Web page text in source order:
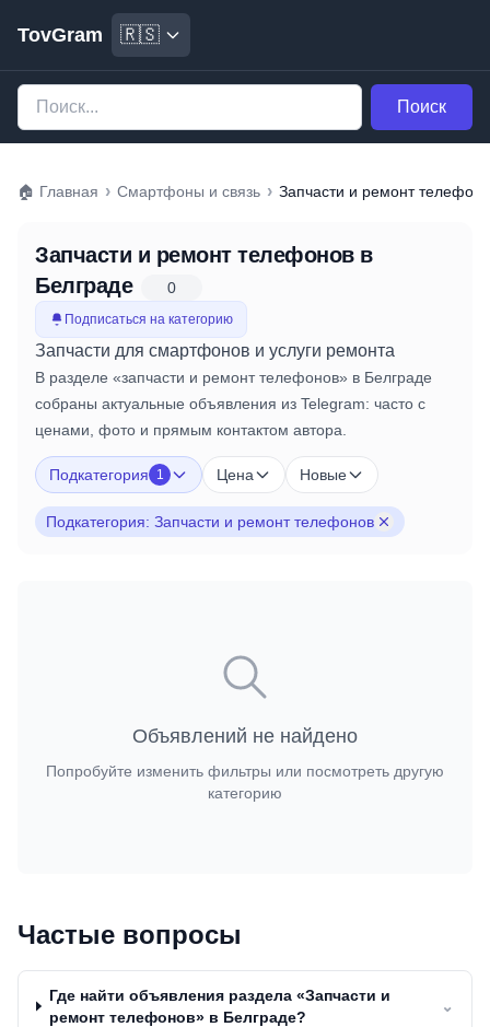
TovGram 🇷🇸
Поиск
🏠 Главная › Смартфоны и связь ›
Запчасти и ремонт телефонов в
Белграде
0
Подписаться на категорию
Запчасти для смартфонов и услуги ремонта
В разделе «запчасти и ремонт телефонов» в Белграде
собраны актуальные объявления из Telegram: часто с
ценами, фото и прямым контактом автора.
Подкатегория 1 Цена Новые
Подкатегория: Запчасти и ремонт телефонов
Объявлений не найдено
Попробуйте изменить фильтры или посмотреть другую
категорию
Частые вопросы
Где найти объявления раздела «Запчасти и
ремонт телефонов» в Белграде?
⌄